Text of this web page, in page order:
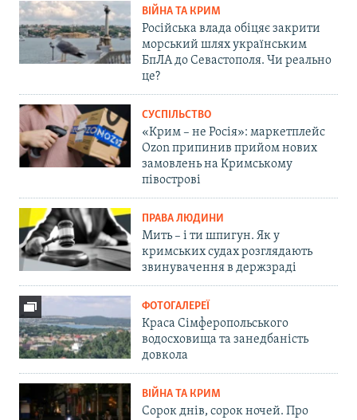
ВІЙНА ТА КРИМ
Російська влада обіцяє закрити
морський шлях українським
БпЛА до Севастополя. Чи реально
це?
СУСПІЛЬСТВО
«Крим – не Росія»: маркетплейс
Ozon припинив прийом нових
замовлень на Кримському
півострові
ПРАВА ЛЮДИНИ
Мить – і ти шпигун. Як у
кримських судах розглядають
звинувачення в держзраді
ФОТОГАЛЕРЕЇ
Краса Сімферопольського
водосховища та занедбаність
довкола
ВІЙНА ТА КРИМ
Сорок днів, сорок ночей. Про